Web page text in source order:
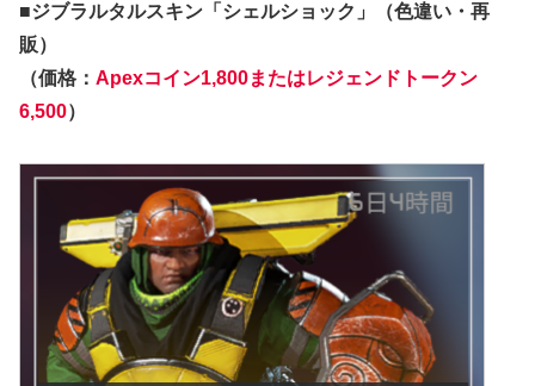
■ジブラルタルスキン「シェルショック」（色違い・再
販）
（価格： Apexコイン1,800またはレジェンドトークン
6,500）